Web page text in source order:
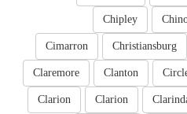
Chipley
Christiansburg
Cimarron
Clanton
Claremore
Clarion
Clarion